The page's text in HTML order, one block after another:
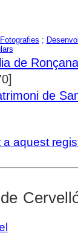
Fotografies ;
de Ronçana
de
aquest